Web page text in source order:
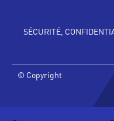
SÉCURITÉ,
© Copyright